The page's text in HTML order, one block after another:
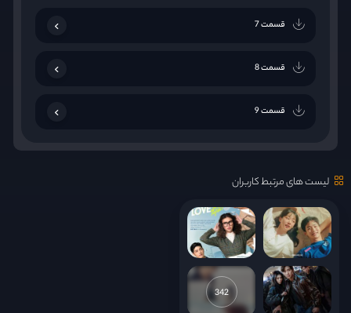
قسمت 7
قسمت 8
قسمت 9
قسمت 10
قسمت 12
قسمت 13
لیست های مرتبط کاربران
342